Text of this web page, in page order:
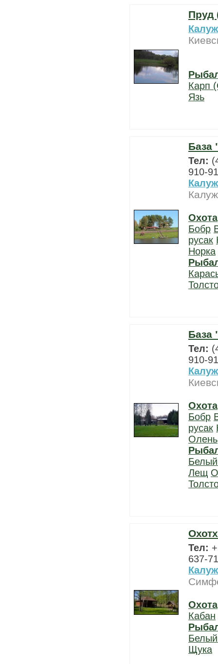
Пруд
Карп
Язь
База
Тел:
910-
Охота
Бобр
русак
Норка
База
Тел:
910-
Охота
Бобр
русак
Олень
Лещ
Тел:
637-
Охота
Кабан
Щука